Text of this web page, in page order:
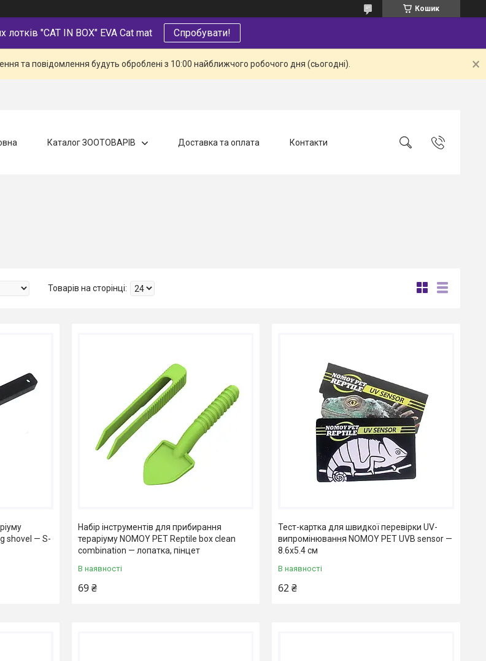
Кошик
"CAT IN BOX" EVA Cat mat Спробувати!
та повідомлення будуть оброблені з 10:00 найближчого робочого дня (сьогодні).
Каталог ЗООТОВАРІВ Доставка та оплата Контакти
shovel — S-
Набір інструментів для прибирання
тераріуму NOMOY PET Reptile box clean
combination — лопатка, пінцет
В наявності
69 ₴
Тест-картка для швидкої перевірки UV-
випромінювання NOMOY PET UVB sensor —
8.6x5.4 см
В наявності
62 ₴